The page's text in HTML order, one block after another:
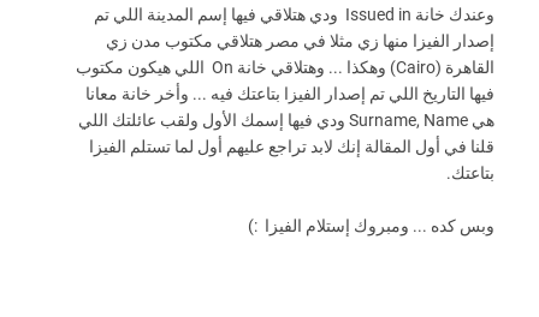
وعندك خانة Issued in ودي هتلاقي فيها إسم المدينة اللي تم
إصدار الفيزا منها زي مثلا في مصر هتلاقي مكتوب مدن زي
القاهرة (Cairo) وهكذا ... وهتلاقي خانة On اللي هيكون مكتوب
فيها التاريخ اللي تم إصدار الفيزا بتاعتك فيه ... وأخر خانة معانا
هي Surname, Name ودي فيها إسمك الأول ولقب عائلتك اللي
قلنا في أول المقالة إنك لابد تراجع عليهم أول لما تستلم الفيزا
بتاعتك.
وبس كده ... ومبروك إستلام الفيزا :)